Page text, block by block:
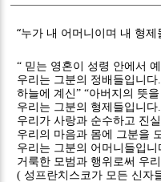
“누가 내 어머니이며 내 형제
“ 믿는 영혼이 성령 안에서
우리는 그분의 정배들입니다
하늘에 계신” “아버지의 뜻
우리는 그분의 형제들입니다
우리가 사랑과 순수하고 진
우리의 마음과 몸에 그분을
우리는 그분의 어머니들입니
거룩한 모범과 행위로써 우
( 성프란치스코가 모든 신자